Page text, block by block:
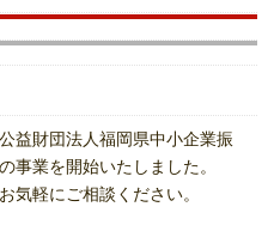
益財団法人福岡県中小企業振
事業を開始いたしました。
気軽にご相談ください。